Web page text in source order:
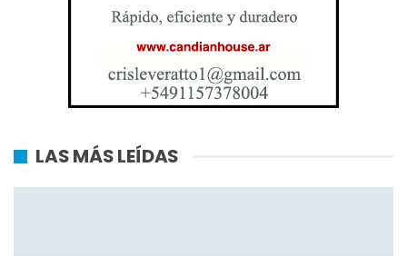
LAS MÁS LEÍDAS